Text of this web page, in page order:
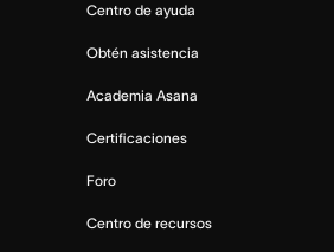
Centro de ayuda
Obtén asistencia
Academia Asana
Certificaciones
Foro
Centro de recursos